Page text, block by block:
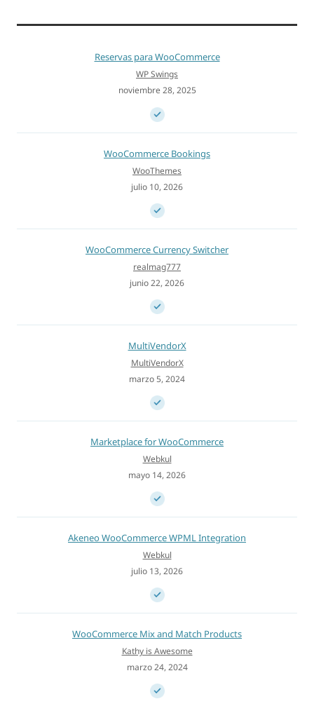
Reservas para WooCommerce
WP Swings
noviembre 28, 2025
WooCommerce Bookings
WooThemes
julio 10, 2026
WooCommerce Currency Switcher
realmag777
junio 22, 2026
MultiVendorX
MultiVendorX
marzo 5, 2024
Marketplace for WooCommerce
Webkul
mayo 14, 2026
Akeneo WooCommerce WPML Integration
Webkul
julio 13, 2026
WooCommerce Mix and Match Products
Kathy is Awesome
marzo 24, 2024